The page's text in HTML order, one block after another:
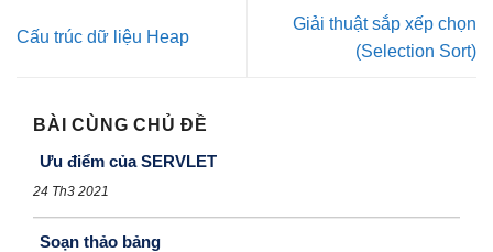
Cấu trúc dữ liệu Heap
Giải thuật sắp xếp chọn
(Selection Sort)
BÀI CÙNG CHỦ ĐỀ
Ưu điểm của SERVLET
24 Th3 2021
Soạn thảo bảng